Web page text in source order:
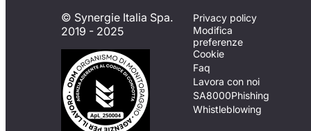
© Synergie Italia Spa.
2019 - 2025
Privacy policy
Modifica
preferenze
Cookie
Faq
Lavora con noi
SA8000Phishing
Whistleblowing